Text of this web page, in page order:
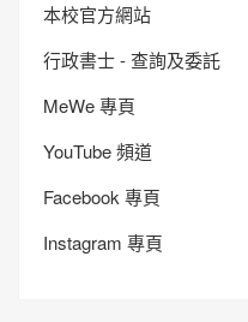
本校官方網站
行政書士 - 查詢及委託
MeWe 專頁
YouTube 頻道
Facebook 專頁
Instagram 專頁